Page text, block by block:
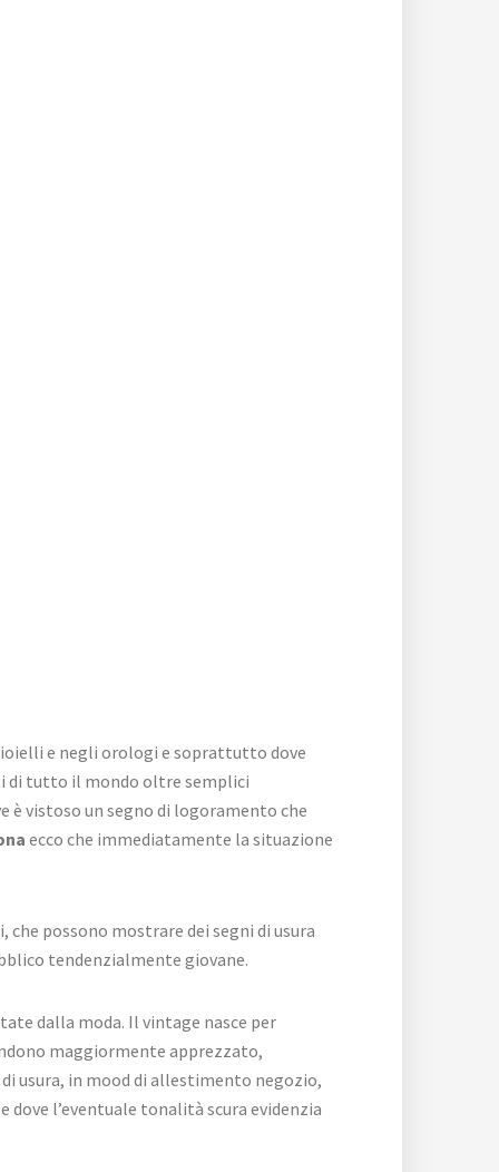
e negli orologi e soprattutto dove
di tutto il mondo oltre semplici
è vistoso un segno di logoramento che
ecco che immediatamente la situazione
possono mostrare dei segni di usura
tendenzialmente giovane.
dalla moda. Il vintage nasce per
maggiormente apprezzato,
usura, in mood di allestimento negozio,
l’eventuale tonalità scura evidenzia